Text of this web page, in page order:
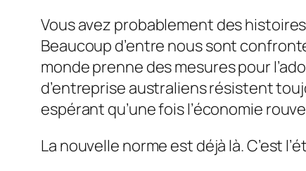
Vous avez probablement des
Beaucoup d’entre nous sont
monde prenne des mesures pour
d’entreprise australiens résistent
espérant qu’une fois l’économie
La nouvelle norme est déjà là. C’est